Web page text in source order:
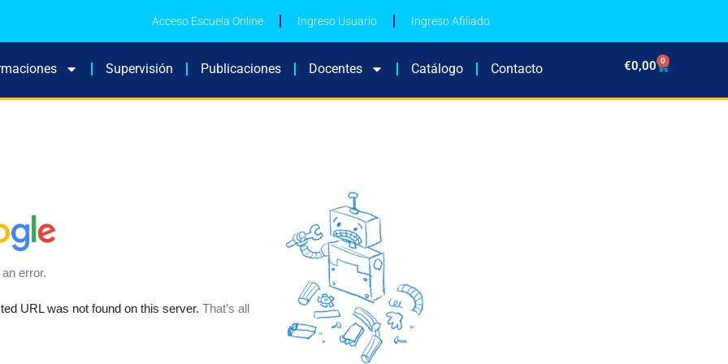
Acceso Escuela Online Ingreso Usuario Ingreso Afiliado
Supervisión Publicaciones Docentes Catálogo Contacto €0,00 0